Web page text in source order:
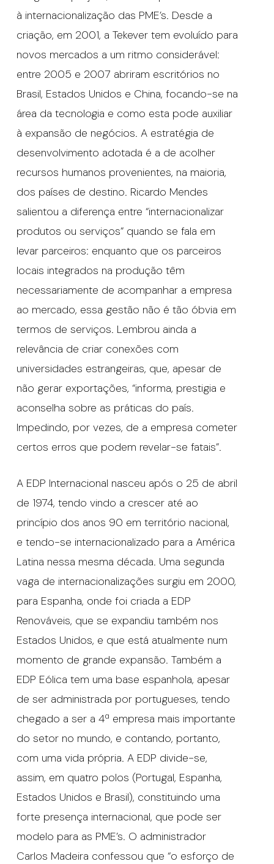
à internacionalização das PME’s. Desde a
criação, em 2001, a Tekever tem evoluído para
novos mercados a um ritmo considerável:
entre 2005 e 2007 abriram escritórios no
Brasil, Estados Unidos e China, focando-se na
área da tecnologia e como esta pode auxiliar
à expansão de negócios. A estratégia de
desenvolvimento adotada é a de acolher
recursos humanos provenientes, na maioria,
dos países de destino. Ricardo Mendes
salientou a diferença entre “internacionalizar
produtos ou serviços” quando se fala em
levar parceiros: enquanto que os parceiros
locais integrados na produção têm
necessariamente de acompanhar a empresa
ao mercado, essa gestão não é tão óbvia em
termos de serviços. Lembrou ainda a
relevância de criar conexões com
universidades estrangeiras, que, apesar de
não gerar exportações, “informa, prestigia e
aconselha sobre as práticas do país.
Impedindo, por vezes, de a empresa cometer
certos erros que podem revelar-se fatais”.
A EDP Internacional nasceu após o 25 de abril
de 1974, tendo vindo a crescer até ao
princípio dos anos 90 em território nacional,
e tendo-se internacionalizado para a América
Latina nessa mesma década. Uma segunda
vaga de internacionalizações surgiu em 2000,
para Espanha, onde foi criada a EDP
Renováveis, que se expandiu também nos
Estados Unidos, e que está atualmente num
momento de grande expansão. Também a
EDP Eólica tem uma base espanhola, apesar
de ser administrada por portugueses, tendo
chegado a ser a 4ª empresa mais importante
do setor no mundo, e contando, portanto,
com uma vida própria. A EDP divide-se,
assim, em quatro polos (Portugal, Espanha,
Estados Unidos e Brasil), constituindo uma
forte presença internacional, que pode ser
modelo para as PME’s. O administrador
Carlos Madeira confessou que “o esforço de